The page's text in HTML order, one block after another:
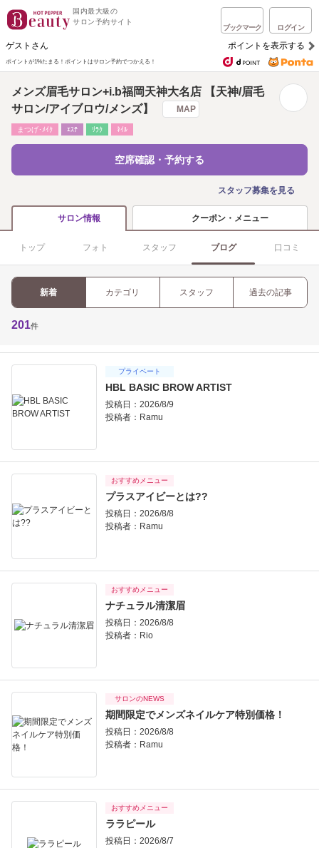
国内最大級の
サロン予約サイト
ブックマーク ログイン
ゲストさん ポイントを表示する
ポイントが1%たまる！ ポイントはサロン予約でつかえる！
メンズ眉毛サロン+i.b福岡天神大名店 【天神/眉毛
サロン/アイブロウ/メンズ】
MAP
まつげ･ﾒｲｸ ｴｽﾃ ﾘﾗｸ ﾈｲﾙ
空席確認・予約する
スタッフ募集を見る
サロン情報 クーポン・メニュー
トップ フォト スタッフ ブログ 口コミ
新着 カテゴリ スタッフ 過去の記事
201件
プライベート
HBL BASIC BROW ARTIST
投稿日：2026/8/9
投稿者： Ramu
おすすめメニュー
プラスアイビーとは??
投稿日：2026/8/8
投稿者： Ramu
おすすめメニュー
ナチュラル清潔眉
投稿日：2026/8/8
投稿者： Rio
サロンのNEWS
期間限定でメンズネイルケア特別価格！
投稿日：2026/8/8
投稿者： Ramu
おすすめメニュー
ララピール
投稿日：2026/8/7